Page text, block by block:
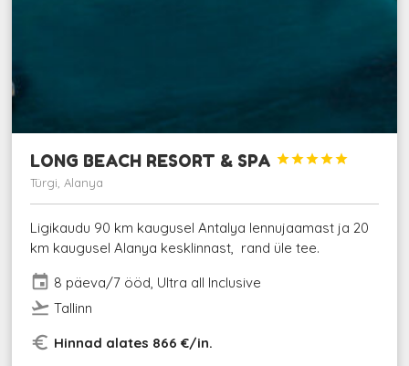
LONG BEACH RESORT & SPA 




Türgi, Alanya
Ligikaudu 90 km kaugusel Antalya lennujaamast ja 20
km kaugusel Alanya kesklinnast, rand üle tee.
event 8 päeva/7 ööd, Ultra all Inclusive
flight_takeoff Tallinn
euro_symbol Hinnad alates 866 €/in.